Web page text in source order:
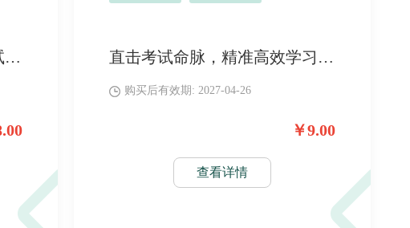
海量优质题库，全面覆盖考试大纲所含的知识点，帮助提高解题速度和正确率，加深对知识点的理解和记忆。专业的解析和讲解服务助力掌握各种题型的解题方法和技巧。 直击考试命脉，精准高效学习，聚焦历年高频核心考点，构建核心知识框架，快速提分。
购买后有效期: 2027-04-26
￥9.00
查看详情